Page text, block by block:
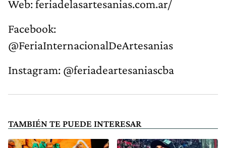
Web: feriadelasartesanias.com.ar/
Facebook:
@FeriaInternacionalDeArtesanias
Instagram: @feriadeartesaniascba
TAMBIÉN TE PUEDE INTERESAR